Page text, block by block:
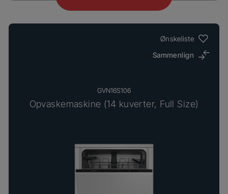
Ønskeliste
Sammenlign
GVN16S106
Opvaskemaskine (14 kuverter, Full Size)